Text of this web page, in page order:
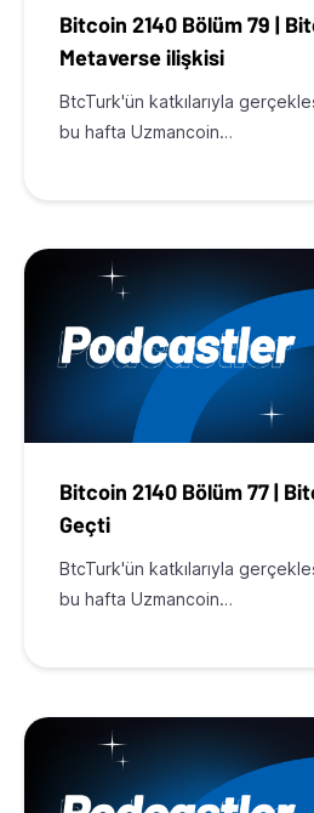
Bitcoin 2140 Bölüm 79 |
Metaverse ilişkisi
BtcTurk'ün katkılarıyla
bu hafta Uzmancoin…
Bitcoin 2140 Bölüm 77 |
Geçti
BtcTurk'ün katkılarıyla
bu hafta Uzmancoin…